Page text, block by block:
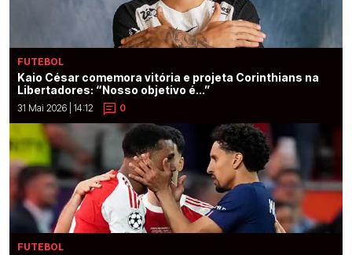
FUTEBOL
Kaio César comemora vitória e projeta Corinthians na
Libertadores: “Nosso objetivo é...”
31 Mai 2026 | 14:12 0
FUTEBOL